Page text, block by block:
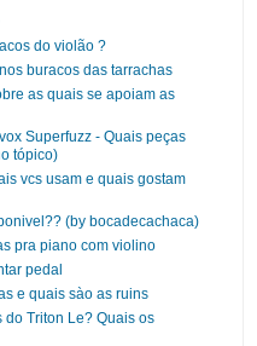
do violão ?
buracos das tarrachas
as quais se apoiam as
Superfuzz - Quais peças
tópico)
vcs usam e quais gostam
(by bocadecachaca)
pra piano com violino
pedal
e quais sào as ruins
Triton Le? Quais os